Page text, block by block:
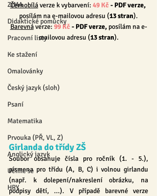
ZIMA
Didaktické pomůcky
Pracovní listy
Ke stažení
Omalovánky
Český jazyk (sloh)
Psaní
Matematika
Prvouka (PŘ, VL, Z)
Anglický jazyk
Učíme se
HRY
Černobílá verze k vybarvení: 49 Kč - PDF verze,
posílám na e-mailovou adresu (13 stran).
Barevná verze: 99 Kč - PDF verze, posílám na e-
mailovou adresu (13 stran).
Girlanda do třídy ZŠ
Soubor obsahuje čísla pro ročník (1. - 5.),
písmena pro třídu (A, B, C) i volnou girlandu
(např. k dolepení/nakreslení obrázku, na
podpisy dětí, ...). V případě barevné verze